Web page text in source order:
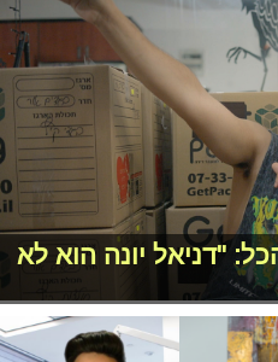
"דניאל יונה הוא לא